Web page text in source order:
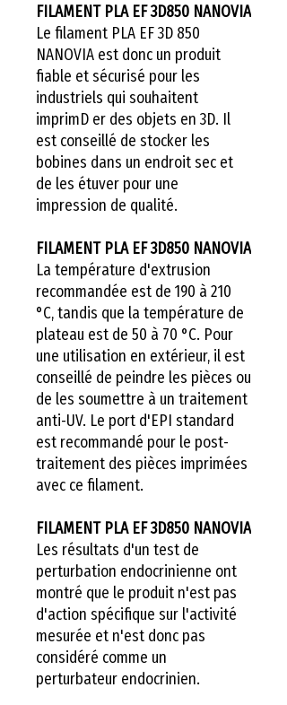
FILAMENT PLA EF 3D850 NANOVIA
Le filament PLA EF 3D 850
NANOVIA est donc un produit
fiable et sécurisé pour les
industriels qui souhaitent
imprimD er des objets en 3D. Il
est conseillé de stocker les
bobines dans un endroit sec et
de les étuver pour une
impression de qualité.
FILAMENT PLA EF 3D850 NANOVIA
La température d'extrusion
recommandée est de 190 à 210
°C, tandis que la température de
plateau est de 50 à 70 °C. Pour
une utilisation en extérieur, il est
conseillé de peindre les pièces ou
de les soumettre à un traitement
anti-UV. Le port d'EPI standard
est recommandé pour le post-
traitement des pièces imprimées
avec ce filament.
FILAMENT PLA EF 3D850 NANOVIA
Les résultats d'un test de
perturbation endocrinienne ont
montré que le produit n'est pas
d'action spécifique sur l'activité
mesurée et n'est donc pas
considéré comme un
perturbateur endocrinien.